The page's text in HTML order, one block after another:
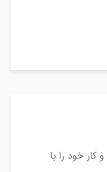
خود را با